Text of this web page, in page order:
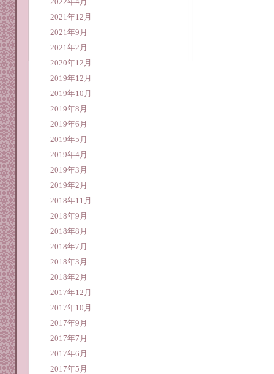
2021年12月
2021年9月
2021年2月
2020年12月
2019年12月
2019年10月
2019年8月
2019年6月
2019年5月
2019年4月
2019年3月
2019年2月
2018年11月
2018年9月
2018年8月
2018年7月
2018年3月
2018年2月
2017年12月
2017年10月
2017年9月
2017年7月
2017年6月
2017年5月